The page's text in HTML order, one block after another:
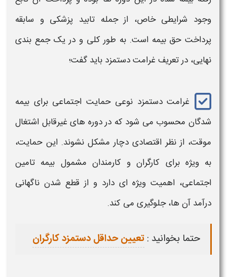
وجود شرایطی خاص، از جمله تابید پزشکی و سابقه
پرداخت حق بیمه است. به طور کلی و در یک جمع بندی
نهایی، در تعریف غرامت دستمزد باید گفت؛
غرامت دستمزد نوعی حمایت اجتماعی برای بیمه
شدگان محسوب می‌ شود که در دوره‌ های غیرقابل اشتغال
موقت، از نظر اقتصادی دچار مشکل نشوند. این حمایت،
به‌ ویژه برای کارگران و کارمندان مشمول بیمه تامین
اجتماعی، اهمیت ویژه‌ ای دارد و از قطع شدن ناگهانی
درآمد آن‌ ها، جلوگیری می‌ کند.
حتما بخوانید :تعیین حداقل دستمزد کارگران